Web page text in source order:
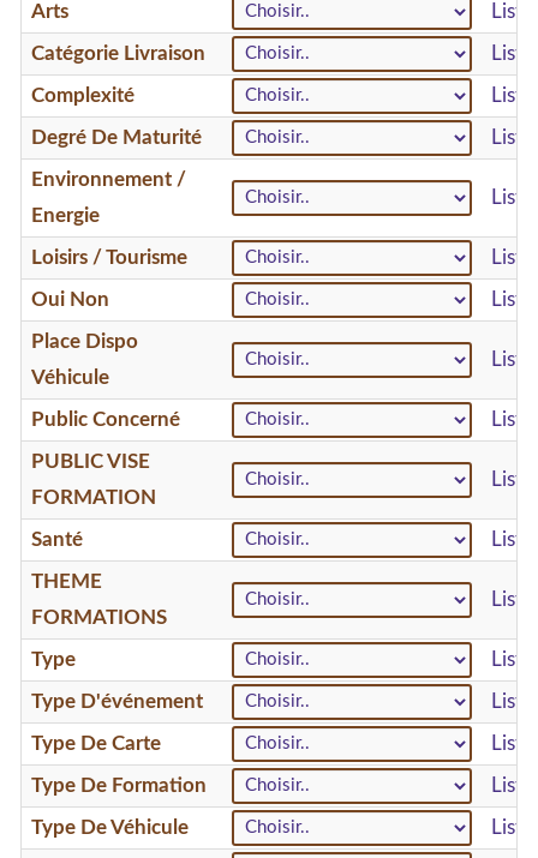
Arts
Catégorie Livraison
Complexité
Degré De Maturité
Environnement /
Energie
Loisirs / Tourisme
Oui Non
Place Dispo
Véhicule
Public Concerné
PUBLIC VISE
FORMATION
Santé
THEME
FORMATIONS
Type
Type D'événement
Type De Carte
Type De Formation
Type De Véhicule